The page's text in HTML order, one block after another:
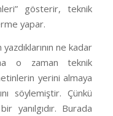
gösterir, teknik
yapar.
yazdıklarının ne kadar
o zaman teknik
yerini almaya
söylemiştir. Çünkü
yanılgıdır. Burada